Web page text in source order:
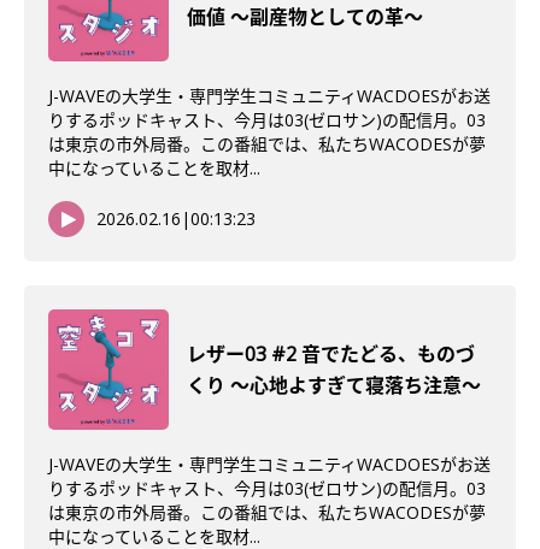
価値 〜副産物としての革〜
J-WAVEの大学生・専門学生コミュニティWACDOESがお送
りするポッドキャスト、今月は03(ゼロサン)の配信月。03
は東京の市外局番。この番組では、私たちWACODESが夢
中になっていることを取材...
2026.02.16 |00:13:23
レザー03 #2 音でたどる、ものづ
くり 〜心地よすぎて寝落ち注意〜
J-WAVEの大学生・専門学生コミュニティWACDOESがお送
りするポッドキャスト、今月は03(ゼロサン)の配信月。03
は東京の市外局番。この番組では、私たちWACODESが夢
中になっていることを取材...